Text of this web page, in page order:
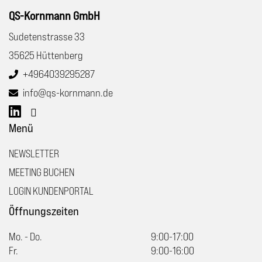
QS-Kornmann GmbH
Sudetenstrasse 33
35625 Hüttenberg
+4964039295287
info@qs-kornmann.de
Menü
NEWSLETTER
MEETING BUCHEN
LOGIN KUNDENPORTAL
Öffnungszeiten
Mo. - Do.
9:00-17:00
Fr.
9:00-16:00